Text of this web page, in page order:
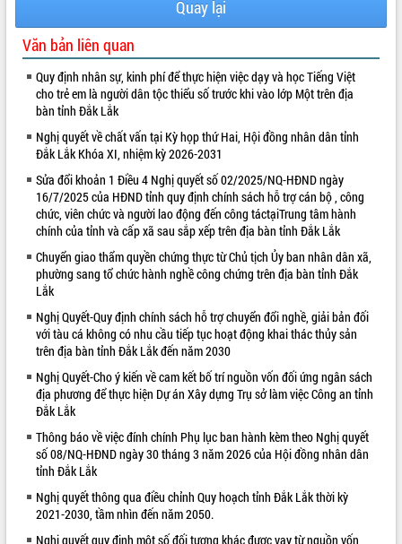
Khám bệnh, cấp phát thuốc miễn phí
và tặng quà người dân xã Cư Pui
Hội nghị UBND tỉnh Đắk Lắk thường kỳ
tháng 7/2026
Nam Anh hùng” và trao Huân chương
Lao động
vụ 6 tháng cuối năm 2026
Kỳ họp thứ Hai, Hội đồng nhân dân
ALBUM ẢNH
Quay lại
Văn bản liên quan
Quy định nhân sự, kinh phí để thực hiện việc dạy và học Tiếng Việt
cho trẻ em là người dân tộc thiểu số trước khi vào lớp Một trên địa
bàn tỉnh Đắk Lắk
Nghị quyết về chất vấn tại Kỳ họp thứ Hai, Hội đồng nhân dân tỉnh
Đắk Lắk Khóa XI, nhiệm kỳ 2026-2031
Sửa đổi khoản 1 Điều 4 Nghị quyết số 02/2025/NQ-HĐND ngày
16/7/2025 của HĐND tỉnh quy định chính sách hỗ trợ cán bộ , công
chức, viên chức và người lao động đến công táctạiTrung tâm hành
chính của tỉnh và cấp xã sau sắp xếp trên địa bàn tỉnh Đắk Lắk
Chuyển giao thẩm quyền chứng thực từ Chủ tịch Ủy ban nhân dân xã,
phường sang tổ chức hành nghề công chứng trên địa bàn tỉnh Đắk
Lắk
Nghị Quyết-Quy định chính sách hỗ trợ chuyển đổi nghề, giải bản đối
với tàu cá không có nhu cầu tiếp tục hoạt động khai thác thủy sản
trên địa bàn tỉnh Đắk Lắk đến năm 2030
Nghị Quyết-Cho ý kiến về cam kết bố trí nguồn vốn đối ứng ngân sách
địa phương để thực hiện Dự án Xây dựng Trụ sở làm việc Công an tỉnh
Đắk Lắk
Thông báo về việc đính chính Phụ lục ban hành kèm theo Nghị quyết
số 08/NQ-HĐND ngày 30 tháng 3 năm 2026 của Hội đồng nhân dân
tỉnh Đắk Lắk
Nghị quyết thông qua điều chỉnh Quy hoạch tỉnh Đắk Lắk thời kỳ
2021-2030, tầm nhìn đến năm 2050.
Nghị quyết quy định một số đối tượng khác được vay từ nguồn vốn